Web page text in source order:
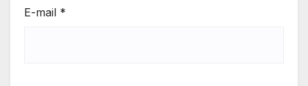
E-mail *